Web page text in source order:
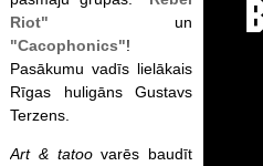
Riot" un
"Cacophonics"!
Pasākumu vadīs lielākais
Rīgas huligāns Gustavs
Terzens.
Art & tatoovarēs baudīt